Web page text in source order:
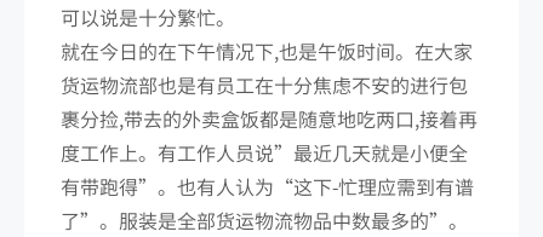
可以说是十分繁忙。
就在今日的在下午情况下,也是午饭时间。在大家
货运物流部也是有员工在十分焦虑不安的进行包
裹分捡,带去的外卖盒饭都是随意地吃两口,接着再
度工作上。有工作人员说”最近几天就是小便全
有带跑得”。也有人认为“这下-忙理应需到有谱
了”。服装是全部货运物流物品中数最多的”。